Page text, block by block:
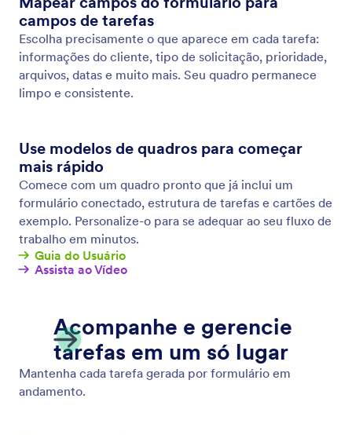
Formulários Offline
Colete dados offline usando Jotform Formulários
Móveis, nosso aplicativo móvel gratuito! Respostas
uma vez que você se reconectar à internet.